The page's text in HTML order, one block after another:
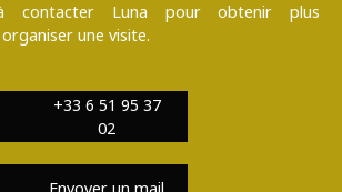
contacter Luna pour obtenir plus
une visite.
+33 6 51 95 37
02
Envoyer un mail